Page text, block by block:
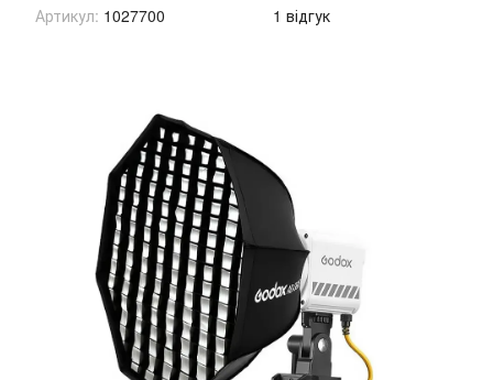
Артикул: 1027700 1 відгук